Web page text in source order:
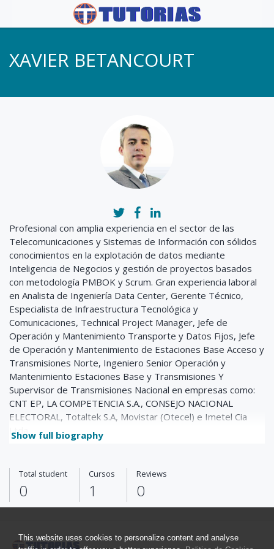
This website uses cookies to personalize content and analyse
XAVIER BETANCOURT
Show full biography
Profesional con amplia experiencia en el sector de las
Telecomunicaciones y Sistemas de Información con sólidos
conocimientos en la explotación de datos mediante
Inteligencia de Negocios y gestión de proyectos basados
con metodología PMBOK y Scrum. Gran experiencia laboral
en Analista de Ingeniería Data Center, Gerente Técnico,
Especialista de Infraestructura Tecnológica y
Comunicaciones, Technical Project Manager, Jefe de
Operación y Mantenimiento Transporte y Datos Fijos, Jefe
de Operación y Mantenimiento de Estaciones Base Acceso y
Transmisiones Norte, Ingeniero Senior Operación y
Mantenimiento Estaciones Base y Transmisiones Y
Supervisor de Transmisiones Nacional en empresas como:
CNT EP, LA COMPETENCIA S.A., CONSEJO NACIONAL
ELECTORAL, Totaltek S.A, Movistar (Otecel) e Imetel Cia
Ltda.
Total student
0
Cursos
1
Reviews
0